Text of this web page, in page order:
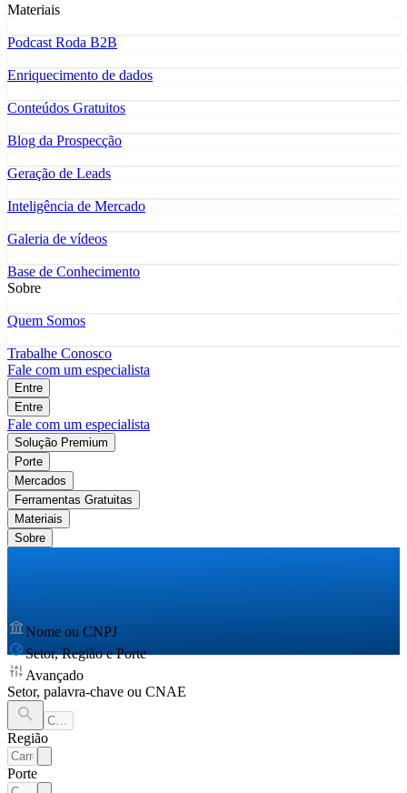
Materiais
Podcast Roda B2B
Enriquecimento de dados
Conteúdos Gratuitos
Blog da Prospecção
Geração de Leads
Inteligência de Mercado
Galeria de vídeos
Base de Conhecimento
Sobre
Quem Somos
Trabalhe Conosco
Fale com um especialista
Entre
Entre
Fale com um especialista
Solução Premium
Porte
Mercados
Ferramentas Gratuitas
Materiais
Sobre
Nome ou CNPJ
Setor, Região e Porte
Avançado
Setor, palavra-chave ou CNAE
Região
Porte